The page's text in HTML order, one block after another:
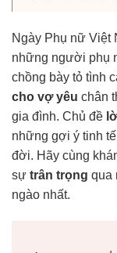
Ngày Phụ nữ Việt
những người phụ
chồng bày tỏ tình
cho vợ yêu chân
gia đình. Chủ đề
những gợi ý tinh
đời. Hãy cùng
sự trân trọng qua
ngào nhất.